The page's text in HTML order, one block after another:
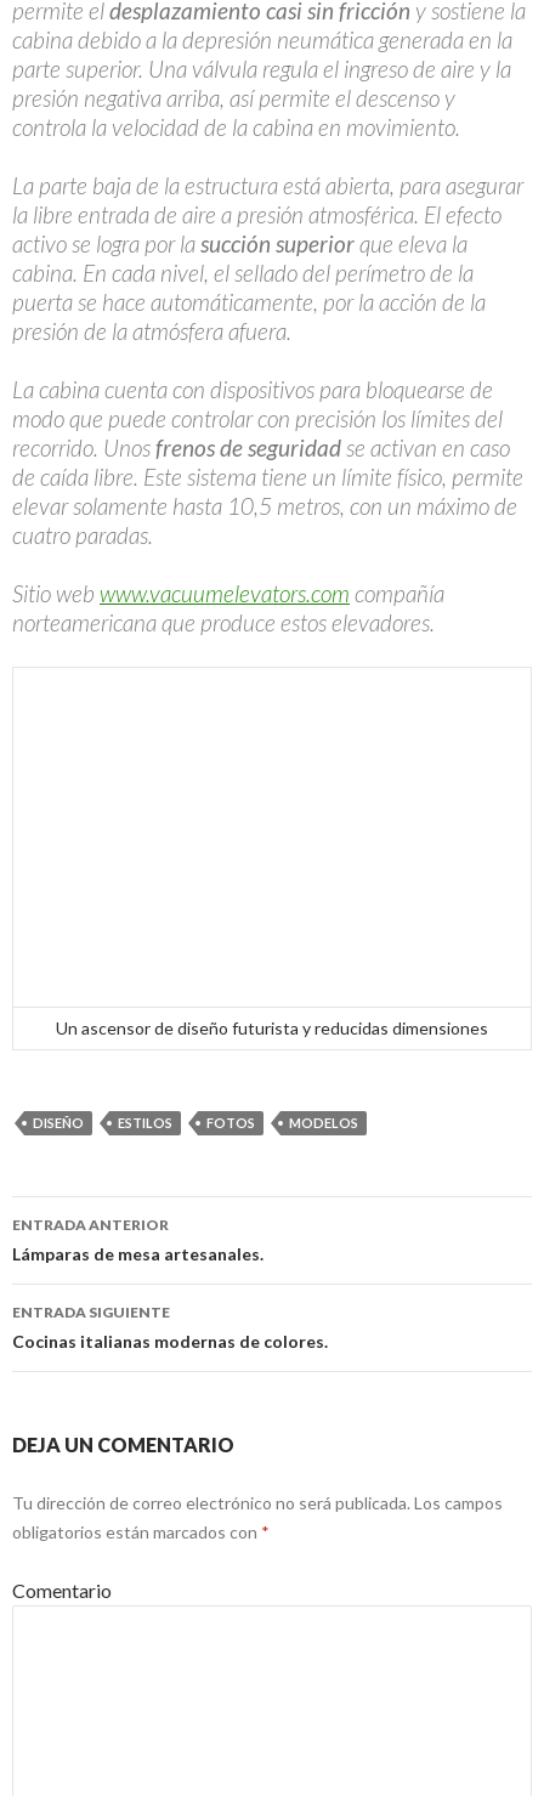
permite eldesplazamiento casi sin fricción y sostiene la
cabina debido a la depresión neumática generada en la
parte superior. Una válvula regula el ingreso de aire y la
presión negativa arriba, así permite el descenso y
controla la velocidad de la cabina en movimiento.
La parte baja de la estructura está abierta, para asegurar
la libre entrada de aire a presión atmosférica. El efecto
activo se logra por lasucción superiorque eleva la
cabina. En cada nivel, el sellado del perímetro de la
puerta se hace automáticamente, por la acción de la
presión de la atmósfera afuera.
La cabina cuenta con dispositivos para bloquearse de
modo que puede controlar con precisión los límites del
recorrido. Unosfrenos de seguridadse activan en caso
de caída libre. Este sistema tiene un límite físico, permite
elevar solamente hasta 10,5 metros, con un máximo de
cuatro paradas.
Sitio web www.vacuumelevators.com compañía
norteamericana que produce estos elevadores.
Un ascensor de diseño futurista y reducidas dimensiones
DISEÑO ESTILOS FOTOS MODELOS
Navegación
de
entradas
ENTRADA ANTERIOR
Lámparas de mesa artesanales.
ENTRADA SIGUIENTE
Cocinas italianas modernas de colores.
DEJA UN COMENTARIO
Tu dirección de correo electrónico no será publicada. Los campos
obligatorios están marcados con *
Comentario